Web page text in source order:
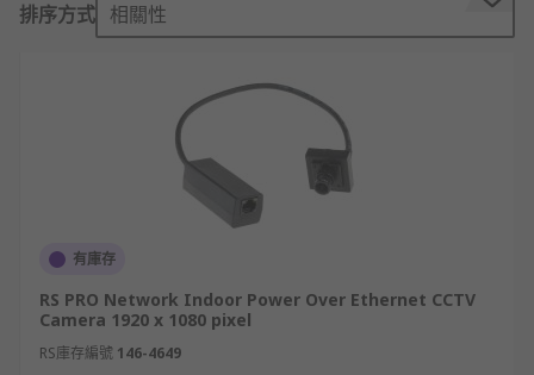
閉路電視攝影機： 採有線閉路連接，訊號不經
適合對資安要求較高的室內與室內監控攝影機
半球型監控攝影機： 外型低調、視角廣，不易
被察覺拆除，常見於商業空間、辦公室等室內
環境，亦有適用戶外的防護等級版本。
無線監控攝影機： 透過 Wi-Fi 或 RF 訊號傳輸影
型場所，是常見的家用監控攝影機選擇。
微型監視器： 體積小巧，便於隱蔽安裝，適合
排序方式 相關性
有庫存
RS PRO Network Indoor Power Over Ethernet CCTV
Camera 1920 x 1080 pixel
RS庫存編號 146-4649